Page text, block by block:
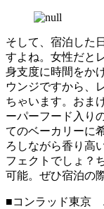
そして、宿泊した
すよね。女性だと
身支度に時間をか
ウンジですから、
ちゃいます。おま
ーパーフード入り
てのベーカリーに
ろしながら香り高
フェクトでしょ？
可能。ぜひ宿泊の
■コンラッド東京